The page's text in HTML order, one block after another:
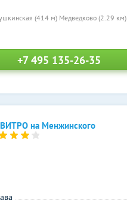
(414 м) Медведково (2.29 км)
+7 495 135-26-35
на Менжинского